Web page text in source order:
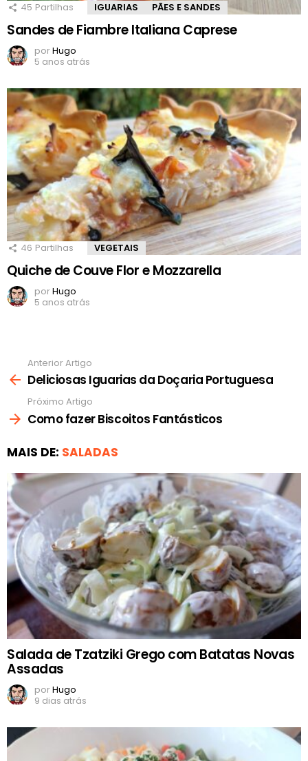
45 Partilhas IGUARIAS PÃES E SANDES
Sandes de Fiambre Italiana Caprese
porHugo
5 anos atrás
46 Partilhas VEGETAIS
Quiche de Couve Flor e Mozzarella
porHugo
5 anos atrás
mais
Anterior Artigo
Deliciosas Iguarias da Doçaria Portuguesa
Próximo Artigo
Como fazer Biscoitos Fantásticos
MAIS DE: SALADAS
Salada de Tzatziki Grego com Batatas Novas
Assadas
porHugo
9 dias atrás